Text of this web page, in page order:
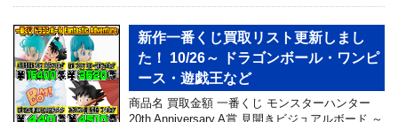
新作一番くじ買取リスト更新しまし
た！ 10/26～ ドラゴンボール・ワンピ
ース・遊戯王など
商品名 買取金額 一番くじ モンスターハンター
20th Anniversary A賞 見開きビジュアルボード ～